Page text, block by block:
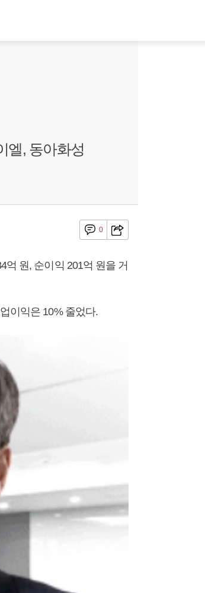
엘, 동아화성
0
원, 순이익 201억 원을 거
이익은 10% 줄었다.